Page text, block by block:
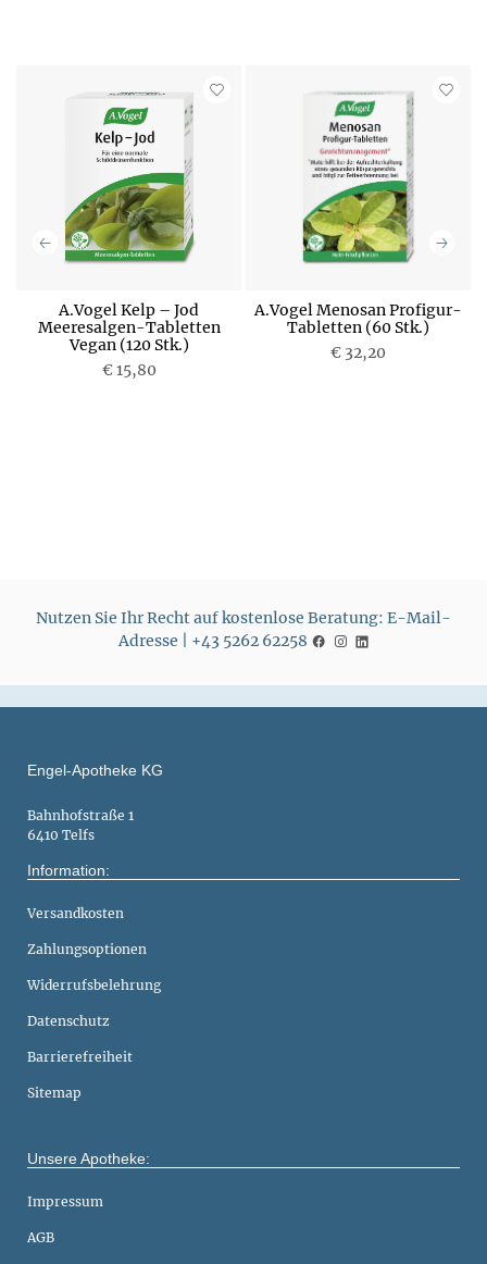
A.Vogel Kelp – Jod
Meeresalgen-Tabletten
Vegan (120 Stk.)
€ 15,80
A.Vogel Menosan Profigur-
Tabletten (60 Stk.)
€ 32,20
P
Nutzen Sie Ihr Recht auf kostenlose Beratung: E-Mail-
Adresse | +43 5262 62258
Engel-Apotheke KG
Bahnhofstraße 1
6410 Telfs
Information:
Versandkosten
Zahlungsoptionen
Widerrufsbelehrung
Datenschutz
Barrierefreiheit
Sitemap
Unsere Apotheke:
Impressum
AGB